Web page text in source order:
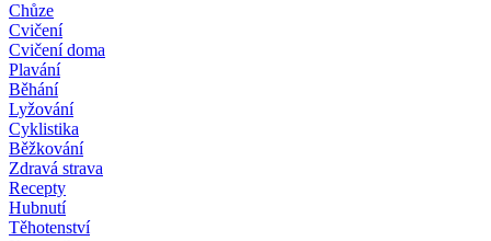
Chůze
Cvičení
Cvičení doma
Plavání
Běhání
Lyžování
Cyklistika
Běžkování
Zdravá strava
Recepty
Hubnutí
Těhotenství